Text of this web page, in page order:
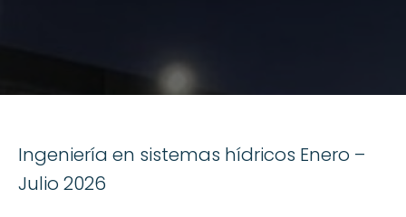
Ingeniería en sistemas hídricos Enero –
Julio 2026